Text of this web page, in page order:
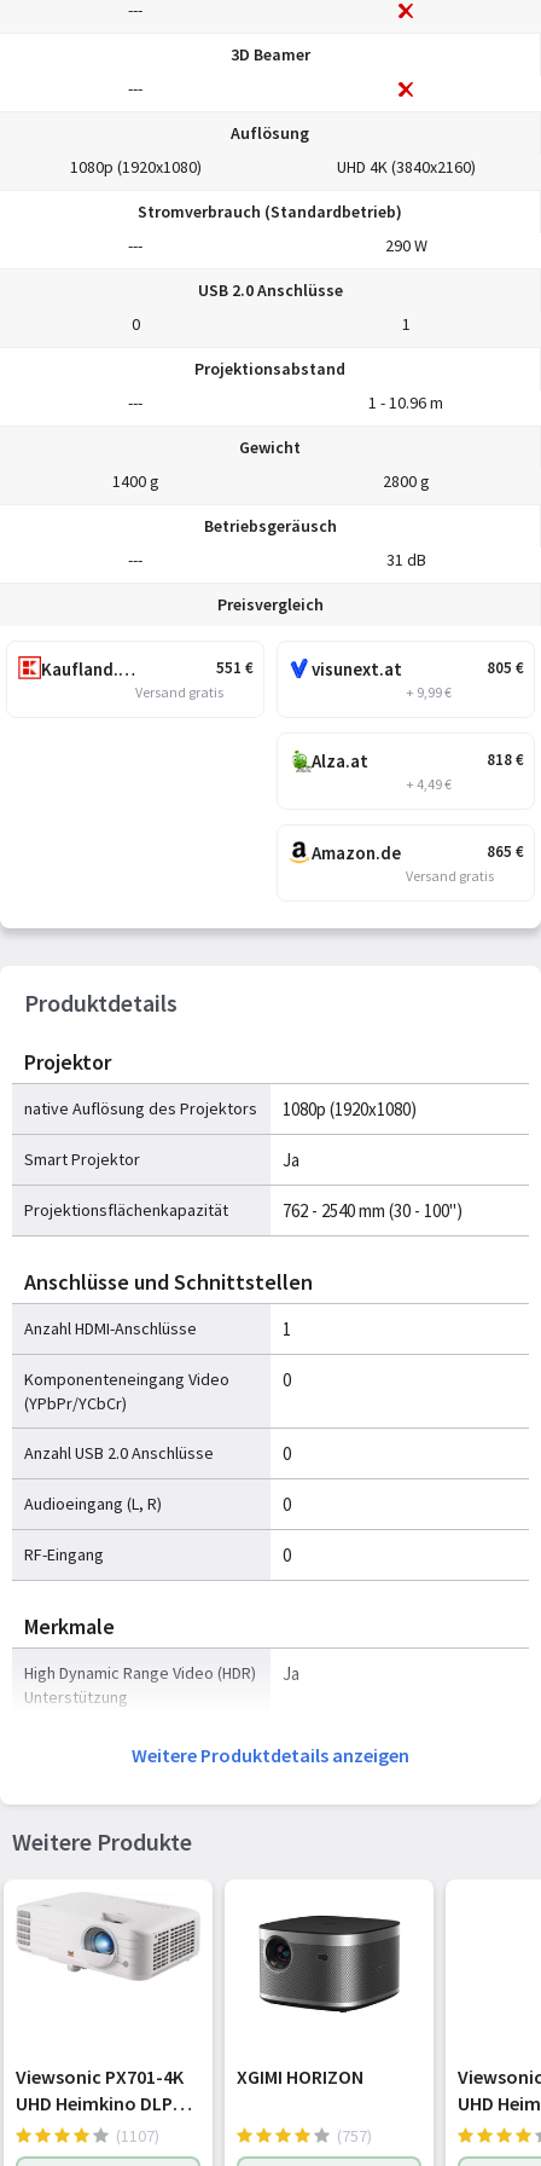
---
3D Beamer
---
Auflösung
1080p (1920x1080)
UHD 4K (3840x2160)
Stromverbrauch (Standardbetrieb)
---
290 W
USB 2.0 Anschlüsse
0
1
Projektionsabstand
---
1 - 10.96 m
Gewicht
1400 g
2800 g
Betriebsgeräusch
---
31 dB
Preisvergleich
551 €
Kaufland.at
Versand gratis
805 €
visunext.at
+ 9,99 €
818€
Alza.at
+ 4,49 €
865 €
Amazon.de
Versand gratis
Produktdetails
Projektor
native Auflösung des Projektors 1080p (1920x1080)
Smart Projektor Ja
Projektionsflächenkapazität 762 - 2540 mm (30 - 100")
Anschlüsse und Schnittstellen
Anzahl HDMI-Anschlüsse 1
Komponenteneingang Video
(YPbPr/YCbCr)
0
Anzahl USB 2.0 Anschlüsse 0
Audioeingang (L, R) 0
RF-Eingang 0
Merkmale
High Dynamic Range Video (HDR)
Unterstützung
Ja
Technologie mit hohem
High Dynamic Range 10+
(HDR10 Plus), Hybrid Log-
Video-Apps
Verbesserung des Videotexts
Installiertes Betriebssystem Tizen
Produkttyp Projektormodul
Weitere Produktdetails anzeigen
Weitere Produkte
Viewsonic PX701-4K
UHD Heimkino DLP
Beamer (4K, 3.200
ANSI Lumen, 2x HDMI,
(1107)
XGIMI HORIZON
(757)
UHD
Beamer
Lumen,